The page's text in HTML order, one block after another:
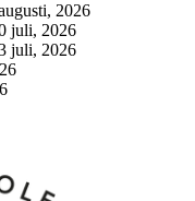
2026
juli, 2026
juli, 2026